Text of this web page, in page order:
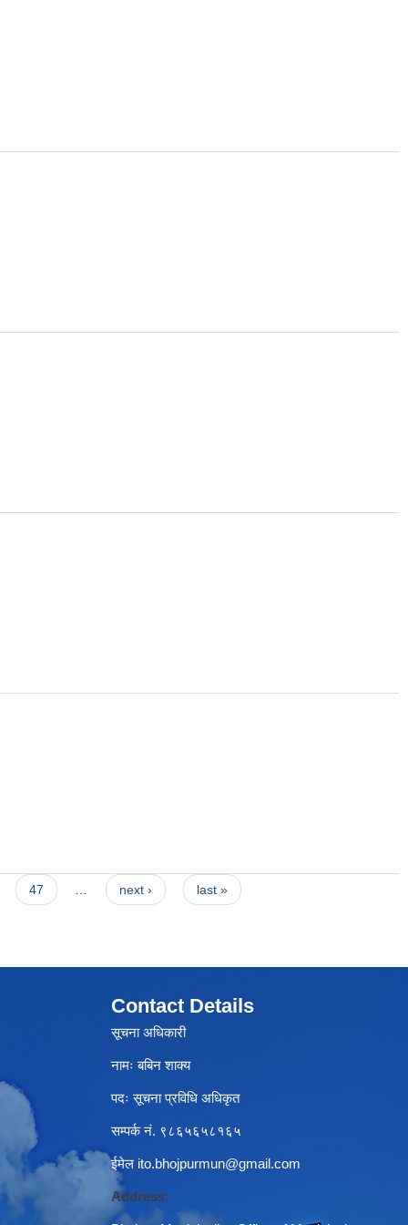
47 next › last »
Contact Details
सूचना अधिकारी
नामः बबिन शाक्य
पदः सूचना प्रविधि अधिकृत
सम्पर्क नं. ९८६५६५८१६५
ईमेल ito.bhojpurmun@gmail.com
Address: